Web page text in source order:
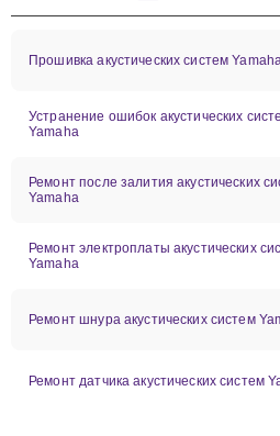
Прошивка акустических систем
Устранение ошибок акустических
Yamaha
Ремонт после залития акустических
Yamaha
Ремонт электроплаты акустических
Yamaha
Ремонт шнура акустических систем
Ремонт датчика акустических систем